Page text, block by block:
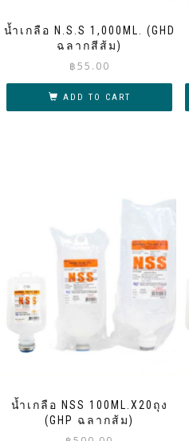
น้ำเกลือ N.S.S 1,000ML. (GHD
ฉลากสีส้ม)
฿55.00
ADD TO CART
น้ำเกลือ NSS 100ML.X20ถุง
(GHP ฉลากส้ม)